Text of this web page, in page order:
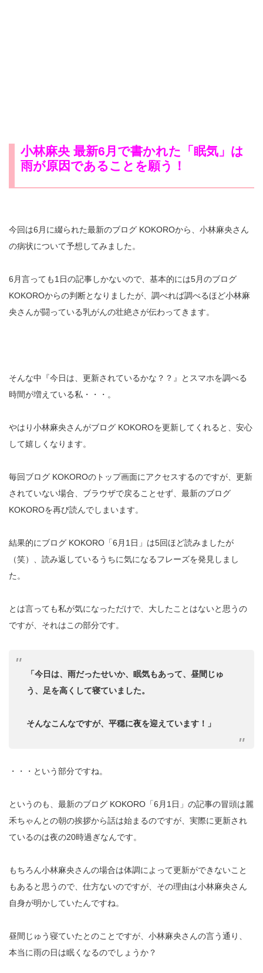
小林麻央 最新6月で書かれた「眠気」は
雨が原因であることを願う！
今回は6月に綴られた最新のブログ KOKOROから、小林麻央さん
の病状について予想してみました。
6月言っても1日の記事しかないので、基本的には5月のブログ
KOKOROからの判断となりましたが、調べれば調べるほど小林麻
央さんが闘っている乳がんの壮絶さが伝わってきます。
そんな中『今日は、更新されているかな？？』とスマホを調べる
時間が増えている私・・・。
やはり小林麻央さんがブログ KOKOROを更新してくれると、安心
して嬉しくなります。
毎回ブログ KOKOROのトップ画面にアクセスするのですが、更新
されていない場合、ブラウザで戻ることせず、最新のブログ
KOKOROを再び読んでしまいます。
結果的にブログ KOKORO「6月1日」は5回ほど読みましたが
（笑）、読み返しているうちに気になるフレーズを発見しまし
た。
とは言っても私が気になっただけで、大したことはないと思うの
ですが、それはこの部分です。
「今日は、雨だったせいか、眠気もあって、昼間じゅ
う、足を高くして寝ていました。
そんなこんなですが、平穏に夜を迎えています！」
・・・という部分ですね。
というのも、最新のブログ KOKORO「6月1日」の記事の冒頭は麗
禾ちゃんとの朝の挨拶から話は始まるのですが、実際に更新され
ているのは夜の20時過ぎなんです。
もちろん小林麻央さんの場合は体調によって更新ができないこと
もあると思うので、仕方ないのですが、その理由は小林麻央さん
自身が明かしていたんですね。
昼間じゅう寝ていたとのことですが、小林麻央さんの言う通り、
本当に雨の日は眠くなるのでしょうか？